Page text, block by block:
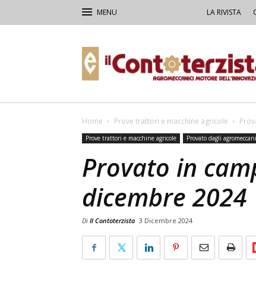
LA RIVISTA
Contoterzista
Home Prove trattori e macchine agricole
Prove trattori e macchine agricole Provato dagli
Provato in
dicembre 2024
Di Il Contoterzista 3 Dicembre 2024